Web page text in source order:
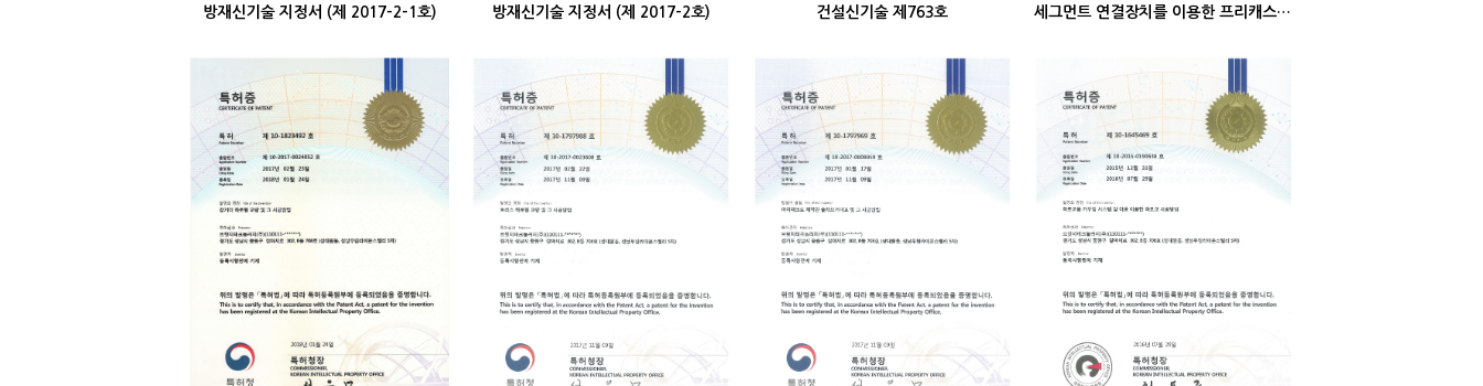
방재신기술 지정서 (제 2017-2-1호) 방재신기술 지정서 (제 2017-2호) 건설신기술 제763호 세그먼트 연결장치를 이용한 프리캐스트 수직구 및 그 시공방법 (특허증)